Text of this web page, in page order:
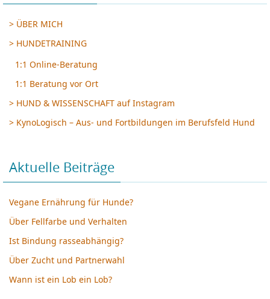
> ÜBER MICH
> HUNDETRAINING
1:1 Online-Beratung
1:1 Beratung vor Ort
> HUND & WISSENSCHAFT auf Instagram
> KynoLogisch – Aus- und Fortbildungen im Berufsfeld Hund
Aktuelle Beiträge
Vegane Ernährung für Hunde?
Über Fellfarbe und Verhalten
Ist Bindung rasseabhängig?
Über Zucht und Partnerwahl
Wann ist ein Lob ein Lob?